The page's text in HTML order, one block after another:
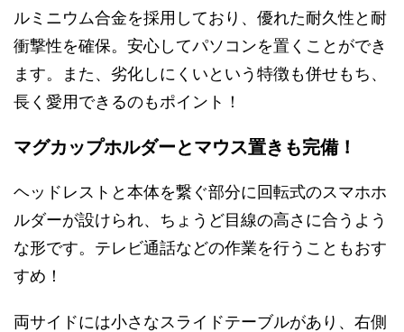
ルミニウム合金を採用しており、優れた耐久性と耐
衝撃性を確保。安心してパソコンを置くことができ
ます。また、劣化しにくいという特徴も併せもち、
長く愛用できるのもポイント！
マグカップホルダーとマウス置きも完備！
ヘッドレストと本体を繋ぐ部分に回転式のスマホホ
ルダーが設けられ、ちょうど目線の高さに合うよう
な形です。テレビ通話などの作業を行うこともおす
すめ！
両サイドには小さなスライドテーブルがあり、右側